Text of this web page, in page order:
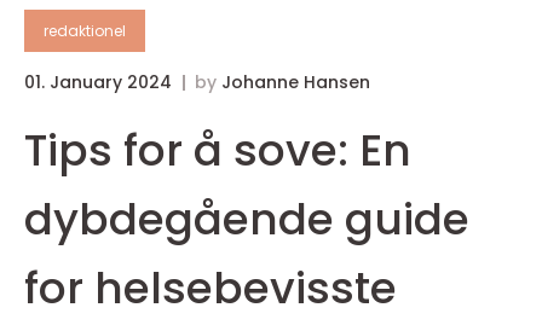
redaktionel
01. January 2024 by Johanne Hansen
Tips for å sove: En
dybdegående guide
for helsebevisste